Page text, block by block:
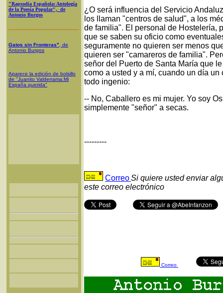
"Rapsodia Española: Antología
de la Poesía Popular", de
Antonio Burgos
Gatos sin Fronteras" , de
Antonio Burgos
Aparece la edición de bolsillo
de "Juanito Valderrama:Mi
España querida"
¿O será influencia del Servicio
los llaman "centros de salud", a los
de familia". El personal de Hostelería,
que se saben su oficio como
seguramente no quieren ser menos
quieren ser "camareros de familia".
señor del Puerto de Santa María que
como a usted y a mí, cuando un día
todo ingenio:
-- No, Caballero es mi mujer. Yo soy
simplemente "señor" a secas.
---------
CorreoSi quiere usted enviar
este correo electrónico
Correo